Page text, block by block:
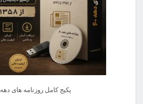
پکیج کامل روزنامه های دهه 60